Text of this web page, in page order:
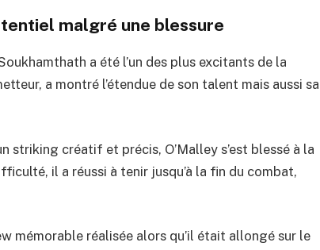
malgré une blessure
a été l’un des plus excitants de la
a montré l’étendue de son talent mais aussi sa
striking créatif et précis, O’Malley s’est blessé à la
il a réussi à tenir jusqu’à la fin du combat,
mémorable réalisée alors qu’il était allongé sur le